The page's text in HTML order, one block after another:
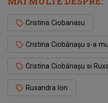
Cristina Ciobanasu
Cristina Ciobănașu s-a
Cristina Ciobănașu si
Ruxandra Ion